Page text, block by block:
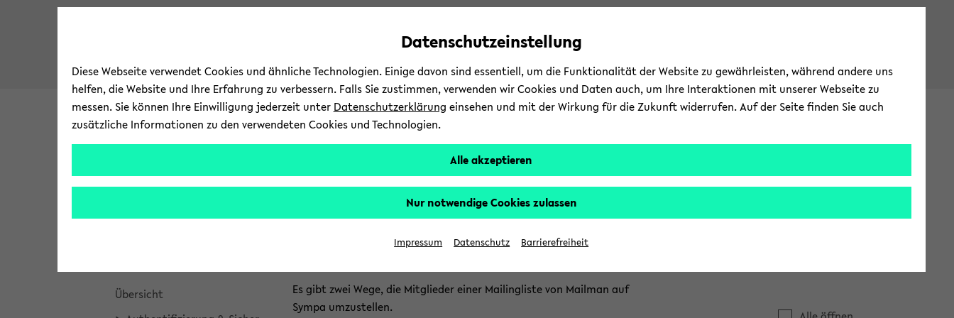
Automatische
vermeiden
zum
wechseln
zum
wechseln
zum
wechseln
Uni­ver­si­tät For­schung Stu­di­um
wechseln
Über­sicht
über­
und
zum
Haupt­
Mi­gra­ti­on von Mail­man auf Sympa
Es gibt zwei Wege, die Mit­glie­der einer Mai­ling­lis­te von Mail­man auf
Sympa um­zu­stel­len.
Datenschutzeinstellung
Diese Webseite verwendet Cookies und ähnliche Technologien. Einige davon sind essentiell, um die Funktionalität der Website zu gewährleisten, während andere uns
helfen, die Website und Ihre Erfahrung zu verbessern. Falls Sie zustimmen, verwenden wir Cookies und Daten auch, um Ihre Interaktionen mit unserer Webseite zu
messen. Sie können Ihre Einwilligung jederzeit unter Datenschutzerklärung einsehen und mit der Wirkung für die Zukunft widerrufen. Auf der Seite finden Sie auch
zusätzliche Informationen zu den verwendeten Cookies und Technologien.
Alle akzeptieren
Nur notwendige Cookies zulassen
Impressum Datenschutz Barrierefreiheit